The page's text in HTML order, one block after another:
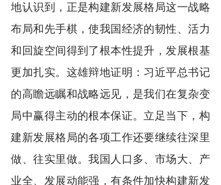
地认识到，正是构建新发展格局这一战略
布局和先手棋，使我国经济的韧性、活力
和回旋空间得到了根本性提升，发展根基
更加扎实。这雄辩地证明：习近平总书记
的高瞻远瞩和战略远见，是我们在复杂变
局中赢得主动的根本保证。立足当下，构
建新发展格局的各项工作还要继续往深里
做、往实里做。我国人口多、市场大、产
业全、发展动能强，有条件加快构建新发